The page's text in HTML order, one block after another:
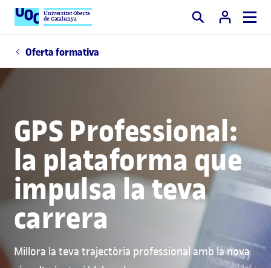
Universitat Oberta
de Catalunya Cercar
Oferta formativa
GPS Professional:
la plataforma que
impulsa la teva
carrera
Millora la teva trajectòria professional amb la nova